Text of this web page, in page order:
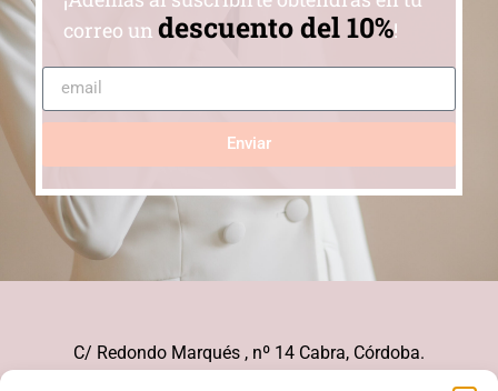
correo un descuento del 10%!
Enviar
C/ Redondo Marqués , nº 14 Cabra, Córdoba.